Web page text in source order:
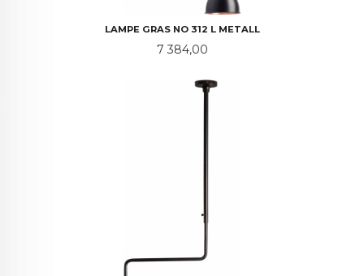
LAMPE GRAS NO 312 L METALL
Pris
7 384,00